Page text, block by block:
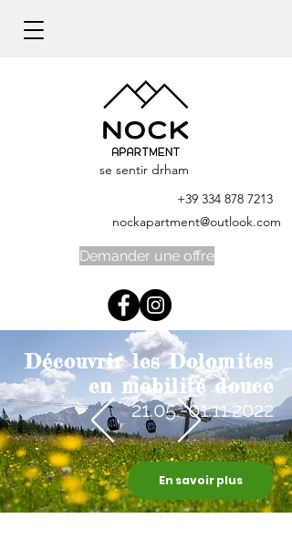
se sentir drham
+39 334 878 7213
nockapartment@outlook.com
Demander une offre
Découvrir les Dolomites
en mobilité douce
21.05.-01.11.2022
En savoir plus